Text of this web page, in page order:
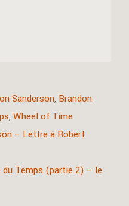
Sanderson, Brandon
, Wheel of Time
– Lettre à Robert
du Temps (partie 2) – le